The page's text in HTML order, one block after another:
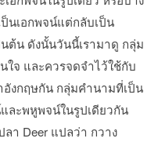
นเอกพจน์แต่กลับเป็น
ต้น ดังนั้นวันนี้เรามาดู กลุ่ม
ใจ และควรจดจำไว้ใช้กับ
งกฤษกัน กลุ่มคำนามที่เป็น
ละพหูพจน์ในรูปเดียวกัน
ลา Deer แปลว่า กวาง